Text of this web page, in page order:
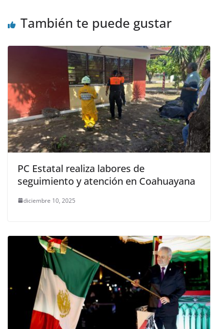
También te puede gustar
PC Estatal realiza labores de
seguimiento y atención en Coahuayana
diciembre 10, 2025